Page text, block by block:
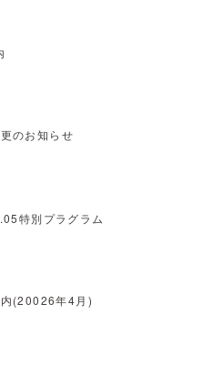
のお知らせ
特別プラグラム
(20026年4月)